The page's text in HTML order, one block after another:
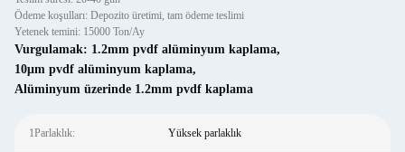
Ödeme koşulları: Depozito üretimi, tam ödeme teslimi
Yetenek temini: 15000 Ton/Ay
Vurgulamak: 1.2mm pvdf alüminyum kaplama,
10μm pvdf alüminyum kaplama,
Alüminyum üzerinde 1.2mm pvdf kaplama
1Parlaklık: Yüksek parlaklık